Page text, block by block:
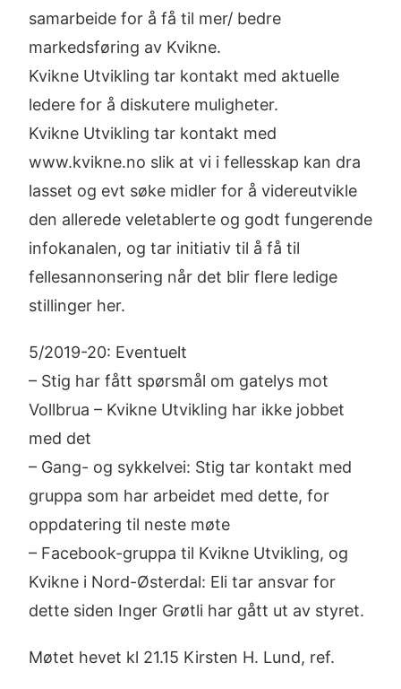
samarbeide for å få til mer/ bedre
markedsføring av Kvikne.
Kvikne Utvikling tar kontakt med aktuelle
ledere for å diskutere muligheter.
Kvikne Utvikling tar kontakt med
www.kvikne.no slik at vi i fellesskap kan dra
lasset og evt søke midler for å videreutvikle
den allerede veletablerte og godt fungerende
infokanalen, og tar initiativ til å få til
fellesannonsering når det blir flere ledige
stillinger her.
5/2019-20: Eventuelt
– Stig har fått spørsmål om gatelys mot
Vollbrua – Kvikne Utvikling har ikke jobbet
med det
– Gang- og sykkelvei: Stig tar kontakt med
gruppa som har arbeidet med dette, for
oppdatering til neste møte
– Facebook-gruppa til Kvikne Utvikling, og
Kvikne i Nord-Østerdal: Eli tar ansvar for
dette siden Inger Grøtli har gått ut av styret.
Møtet hevet kl 21.15 Kirsten H. Lund, ref.